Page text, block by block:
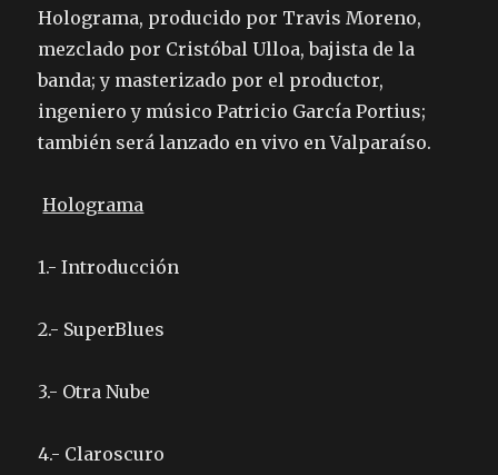
Holograma, producido por Travis Moreno,
mezclado por Cristóbal Ulloa, bajista de la
banda; y masterizado por el productor,
ingeniero y músico Patricio García Portius;
también será lanzado en vivo en Valparaíso.
Holograma
1.- Introducción
2.- SuperBlues
3.- Otra Nube
4.- Claroscuro